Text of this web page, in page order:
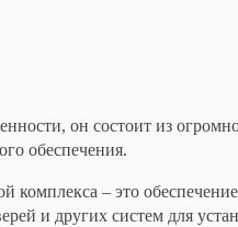
он состоит из
обеспечения.
комплекса – это
и других систем для